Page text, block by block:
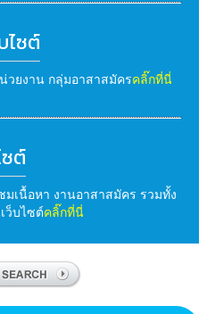
ไซต์
วยงาน กลุ่มอาสาสมัครคลิ๊กที่นี่
ต์
มเนื้อหา งานอาสาสมัคร รวมทั้ง
ว็บไซต์คลิ๊กที่นี่